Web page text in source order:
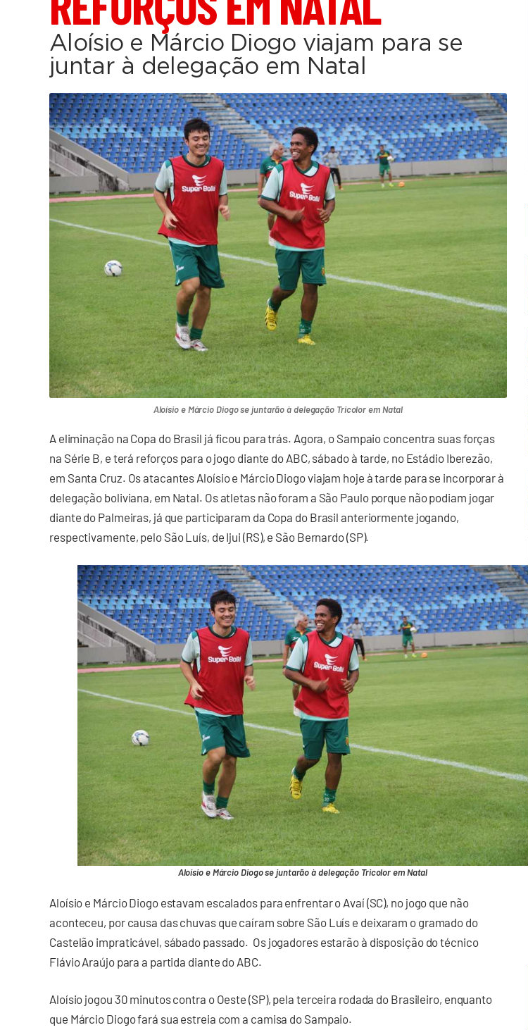
Aloísio e Márcio Diogo viajam para se
juntar à delegação em Natal
Aloísio e Márcio Diogo se juntarão à delegação Tricolor em Natal
A eliminação na Copa do Brasil já ficou para trás. Agora, o Sampaio concentra suas forças
na Série B, e terá reforços para o jogo diante do ABC, sábado à tarde, no Estádio Iberezão,
em Santa Cruz. Os atacantes Aloísio e Márcio Diogo viajam hoje à tarde para se incorporar à
delegação boliviana, em Natal. Os atletas não foram a São Paulo porque não podiam jogar
diante do Palmeiras, já que participaram da Copa do Brasil anteriormente jogando,
respectivamente, pelo São Luís, de Ijui (RS), e São Bernardo (SP).
Aloísio e Márcio Diogo se juntarão à delegação Tricolor em Natal
Aloísio e Márcio Diogo estavam escalados para enfrentar o Avaí (SC), no jogo que não
aconteceu, por causa das chuvas que caíram sobre São Luís e deixaram o gramado do
Castelão impraticável, sábado passado. Os jogadores estarão à disposição do técnico
Flávio Araújo para a partida diante do ABC.
Aloísio jogou 30 minutos contra o Oeste (SP), pela terceira rodada do Brasileiro, enquanto
que Márcio Diogo fará sua estreia com a camisa do Sampaio.